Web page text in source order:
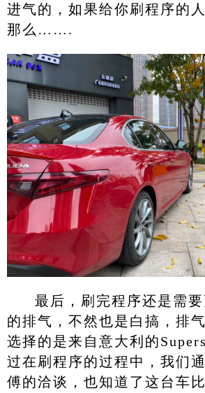
进气的，如果给你刷程序的
那么…….
最后，刷完程序还是需
的排气，不然也是白搞，排
选择的是来自意大利的
过在刷程序的过程中，我们
傅的洽谈，也知道了这台车